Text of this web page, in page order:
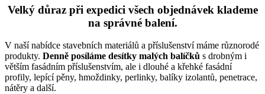
Velký důraz při expedici všech objednávek klademe
na správné balení.
V naší nabídce stavebních materiálů a příslušenství máme různorodé
produkty. Denně posíláme desítky malých balíčků s drobným i
větším fasádním příslušenstvím, ale i dlouhé a křehké fasádní
profily, lepící pěny, hmoždinky, perlinky, balíky izolantů, penetrace,
nátěry a další.